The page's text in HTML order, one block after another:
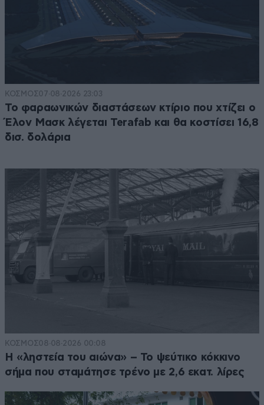
ΚΟΣΜΟΣ07·08·2026 23:03
Το φαραωνικών διαστάσεων κτίριο που χτίζει ο
Έλον Μασκ λέγεται Terafab και θα κοστίσει 16,8
δισ. δολάρια
ΚΟΣΜΟΣ08·08·2026 00:08
Η «ληστεία του αιώνα» – Το ψεύτικο κόκκινο
σήμα που σταμάτησε τρένο με 2,6 εκατ. λίρες